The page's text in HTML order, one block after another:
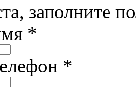
заполните
*
*